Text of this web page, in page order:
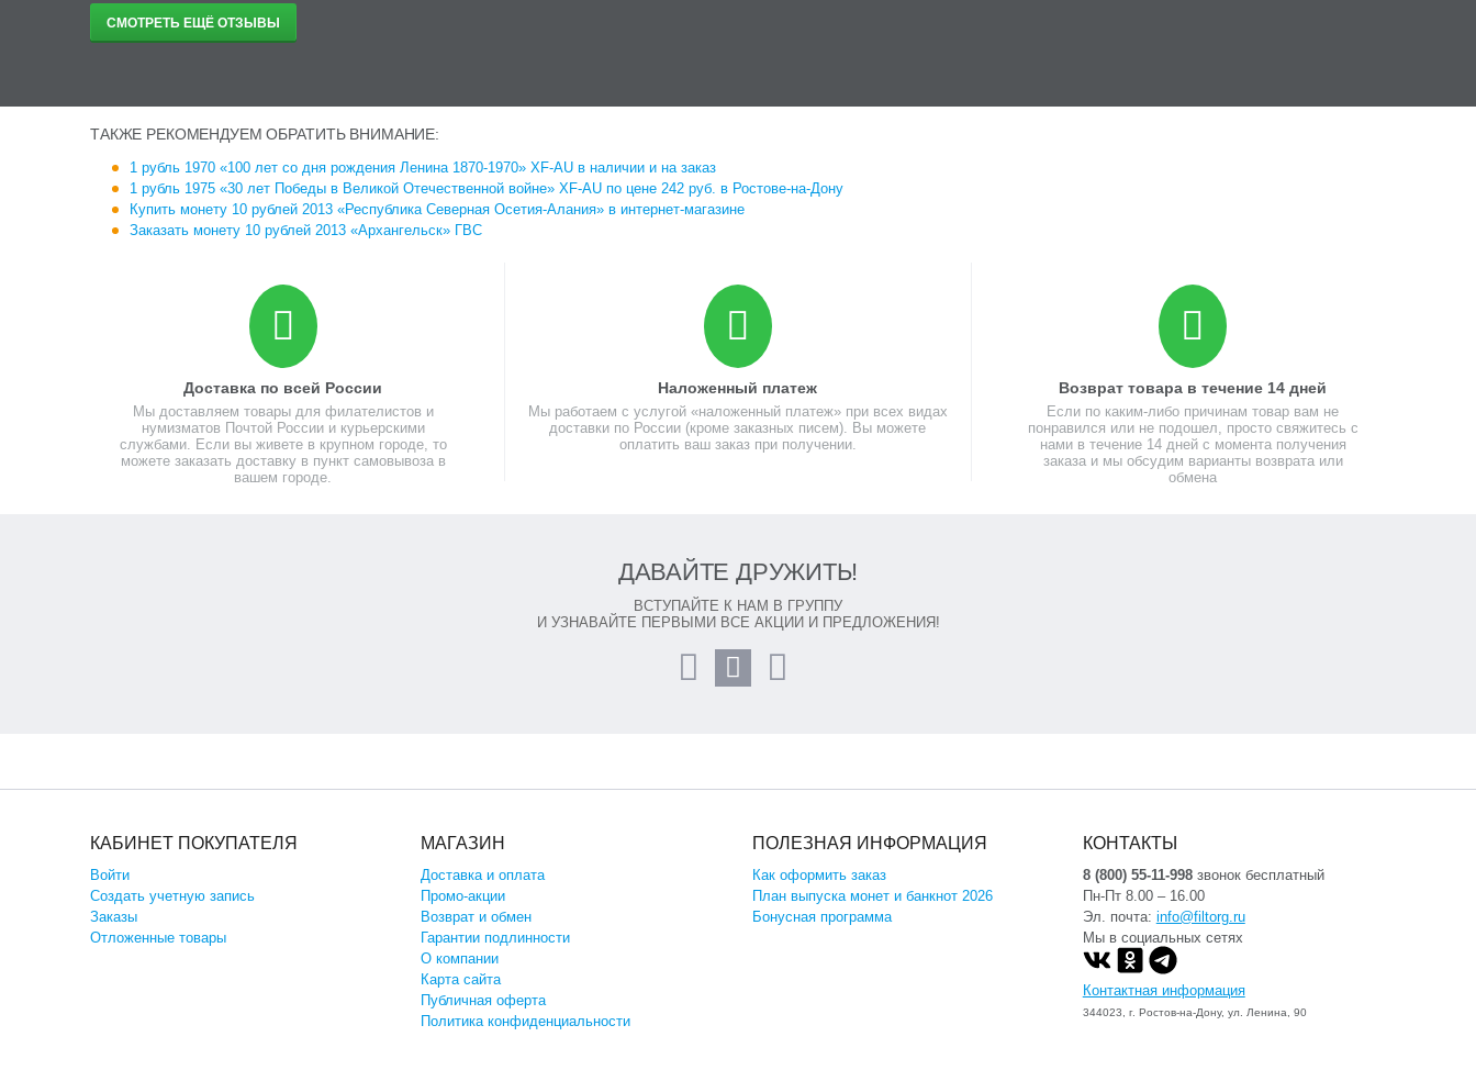
СМОТРЕТЬ ЕЩЁ ОТЗЫВЫ
ТАКЖЕ РЕКОМЕНДУЕМ ОБРАТИТЬ ВНИМАНИЕ:
1 рубль 1970 «100 лет со дня рождения Ленина 1870-1970» XF-AU в наличии и на заказ
1 рубль 1975 «30 лет Победы в Великой Отечественной войне» XF-AU по цене 242 руб. в Ростове-на-Дону
Купить монету 10 рублей 2013 «Республика Северная Осетия-Алания» в интернет-магазине
Заказать монету 10 рублей 2013 «Архангельск» ГВС
Доставка по всей России
Мы доставляем товары для филателистов и
нумизматов Почтой России и курьерскими
службами. Если вы живете в крупном городе, то
можете заказать доставку в пункт самовывоза в
вашем городе.
Наложенный платеж
Мы работаем с услугой «наложенный платеж» при всех видах
доставки по России (кроме заказных писем). Вы можете
оплатить ваш заказ при получении.
Возврат товара в течение 14 дней
Если по каким-либо причинам товар вам не
понравился или не подошел, просто свяжитесь с
нами в течение 14 дней с момента получения
заказа и мы обсудим варианты возврата или
обмена
ДАВАЙТЕ ДРУЖИТЬ!
ВСТУПАЙТЕ К НАМ В ГРУППУ
И УЗНАВАЙТЕ ПЕРВЫМИ ВСЕ АКЦИИ И ПРЕДЛОЖЕНИЯ!
КАБИНЕТ ПОКУПАТЕЛЯ
Войти
Создать учетную запись
Заказы
Отложенные товары
МАГАЗИН
Доставка и оплата
Промо-акции
Возврат и обмен
Гарантии подлинности
О компании
Карта сайта
Публичная оферта
Политика конфиденциальности
ПОЛЕЗНАЯ ИНФОРМАЦИЯ
Как оформить заказ
План выпуска монет и банкнот 2026
Бонусная программа
КОНТАКТЫ
8 (800) 55-11-998звонок бесплатный
Пн-Пт 8.00 – 16.00
Эл. почта: info@filtorg.ru
Мы в социальных сетях
Контактная информация
344023, г. Ростов-на-Дону, ул. Ленина, 90